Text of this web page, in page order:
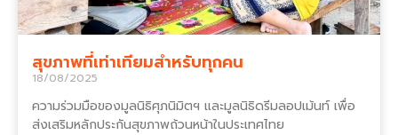
สุขภาพที่เท่าเทียมสำหรับทุกคน
18/08/2025
ความร่วมมือของมูลนิธิศุภนิมิตฯ และมูลนิธิดรีมลอปเม้นท์ เพื่อ
ส่งเสริมหลักประกันสุขภาพถ้วนหน้าในประเทศไทย